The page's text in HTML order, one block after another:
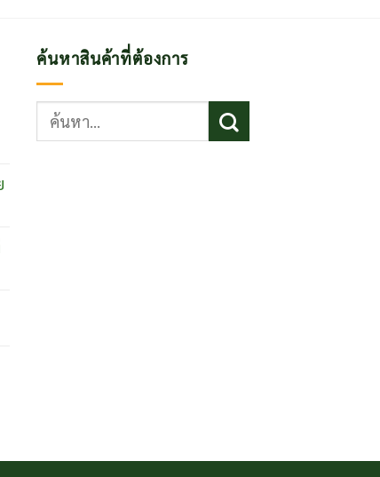
ค้นหาสินค้าที่ต้องการ
ค้นหา: